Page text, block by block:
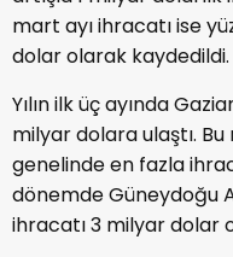
mart ayı ihracatı ise
dolar olarak kaydedildi.
Yılın ilk üç ayında
milyar dolara ulaştı.
genelinde en fazla
dönemde Güneydoğu
ihracatı 3 milyar dolar